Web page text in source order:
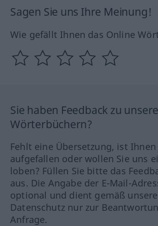
Sagen Sie uns Ihre Meinung!
Wie gefällt Ihnen das Online
Sie haben Feedback zu
Wörterbüchern?
Fehlt eine Übersetzung, ist
aufgefallen oder wollen Sie uns
loben? Füllen Sie bitte das
aus. Die Angabe der E-Mail-
optional und dient gemäß
Datenschutz nur zur
Anfrage.